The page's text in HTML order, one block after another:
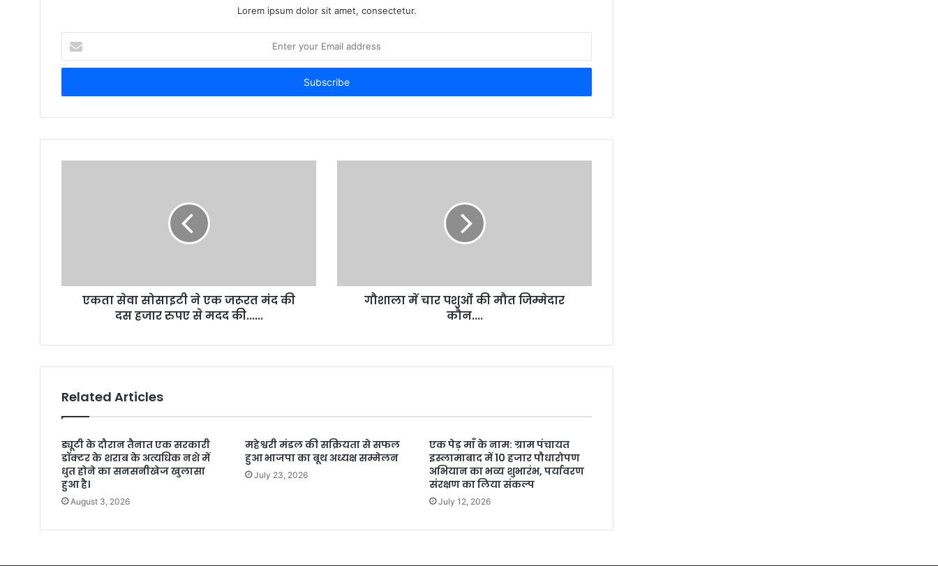
Lorem ipsum dolor sit amet, consectetur.
your
Email
एकता सेवा सोसाइटी ने एक जरूरत मंद की
दस हजार रुपए से मदद की......
गौशाला में चार पशुओं की मौत जिम्मेदार
कौन....
Related Articles
ड्यूटी के दौरान तैनात एक सरकारी
डॉक्टर के शराब के अत्यधिक नशे में
धुत होने का सनसनीखेज खुलासा
हुआ है।
August 3, 2026
महेश्वरी मंडल की सक्रियता से सफल
हुआ भाजपा का बूथ अध्यक्ष सम्मेलन
July 23, 2026
एक पेड़ माँ के नाम: ग्राम पंचायत
इस्लामाबाद में 10 हजार पौधारोपण
अभियान का भव्य शुभारंभ, पर्यावरण
संरक्षण का लिया संकल्प
July 12, 2026